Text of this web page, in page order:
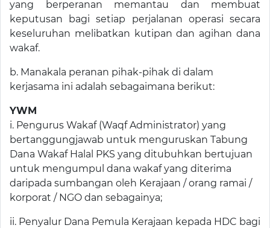
yang berperanan memantau dan membuat
keputusan bagi setiap perjalanan operasi secara
keseluruhan melibatkan kutipan dan agihan dana
wakaf.
b. Manakala peranan pihak-pihak di dalam
kerjasama ini adalah sebagaimana berikut:
YWM
i. Pengurus Wakaf (Waqf Administrator) yang
bertanggungjawab untuk menguruskan Tabung
Dana Wakaf Halal PKS yang ditubuhkan bertujuan
untuk mengumpul dana wakaf yang diterima
daripada sumbangan oleh Kerajaan / orang ramai /
korporat / NGO dan sebagainya;
ii. Penyalur Dana Pemula Kerajaan kepada HDC bagi